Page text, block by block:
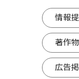
情報
著作
広告